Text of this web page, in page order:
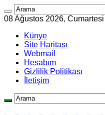
08 Ağustos 2026, Cumartesi
Künye
Site Haritası
Webmail
Hesabım
Gizlilik Politikası
İletişim